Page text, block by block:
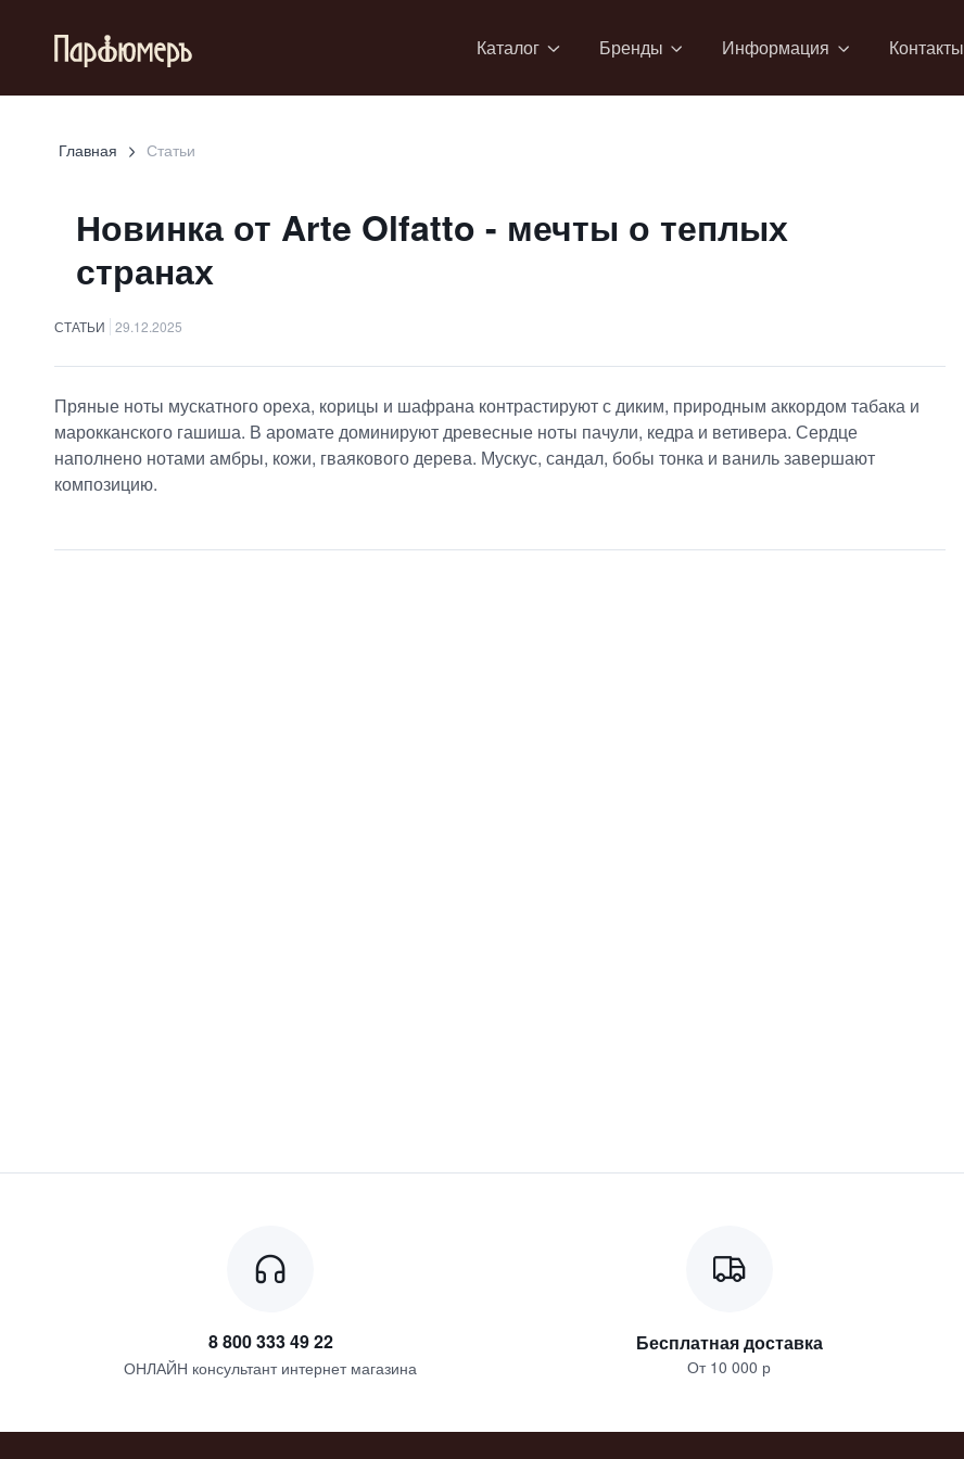
Каталог Бренды Информация Контакты
Главная Статьи
Новинка от Arte Olfatto - мечты о теплых
странах
СТАТЬИ 29.12.2025
Пряные ноты мускатного ореха, корицы и шафрана контрастируют с диким, природным аккордом табака и
марокканского гашиша. В аромате доминируют древесные ноты пачули, кедра и ветивера. Сердце
наполнено нотами амбры, кожи, гваякового дерева. Мускус, сандал, бобы тонка и ваниль завершают
композицию.
8 800 333 49 22
ОНЛАЙН консультант интернет магазина
Бесплатная доставка
От 10 000 р